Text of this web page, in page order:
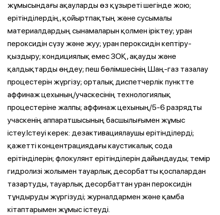
жұмысындағы ақауларды өз құзыреті шегінде жою;
ерітінділердің, қойыртпақтың және сусымалы
материалдардың сынамаларын қолмен іріктеу; уран
пероксидін сүзу және жуу; уран пероксидін кептіру-
қыздыру; кондициялық емес ЗОҚ, ақауды және
қалдықтарды өңдеу; пеш бөлімшесінің Шаң-газ тазалау
процестерін жүргізу; орталық диспетчерлік пунктте
аффинаж цехының/учаскесінің технологиялық
процестеріне жалпы; аффинаж цехының/5-6 разрядты
учаскенің аппаратшысының басшылығымен жұмыс
істеу.Істеуі керек: дезактивациялаушы ерітінділерді;
қажетті концентрациядағы каустикалық сода
ерітінділерін; флокулянт ерітінділерін дайындауды; темір
гидролизі жолымен тауарлық десорбатты қоспалардан
тазартуды, тауарлық десорбаттан уран пероксидін
тұндыруды жүргізуді; журналдармен және қамба
кітаптарымен жұмыс істеуді.